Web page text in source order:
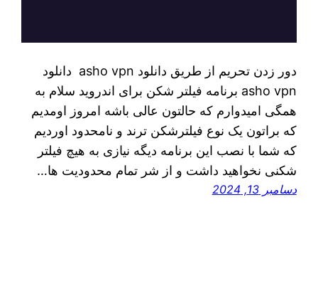
دور زدن تحریم از طریق دانلود asho vpn دانلود
asho vpn برنامه فیلتر شکن برای اندروید سلام به
همگی امیدوارم که حالتون عالی باشه امروز اومدیم
که براتون یک نوع فیلترشکن ترند و نامحدود اوردیم
که شما با نصب این برنامه دیگه نیازی به هیچ فیلتر
شکنی نخواهید داشت و از شر تمام محدودیت ها…
دسامبر 13, 2024